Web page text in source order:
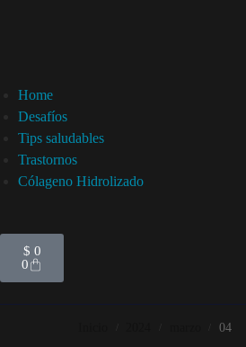
Home
Desafíos
Tips saludables
Trastornos
Cólageno Hidrolizado
$ 0
0
04